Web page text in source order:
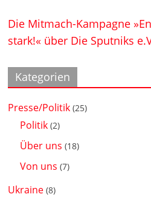
Die Mitmach-Kampagne
stark!« über Die Sputniks
Kategorien
Presse/Politik (25)
Politik (2)
Über uns (18)
Von uns (7)
Ukraine (8)